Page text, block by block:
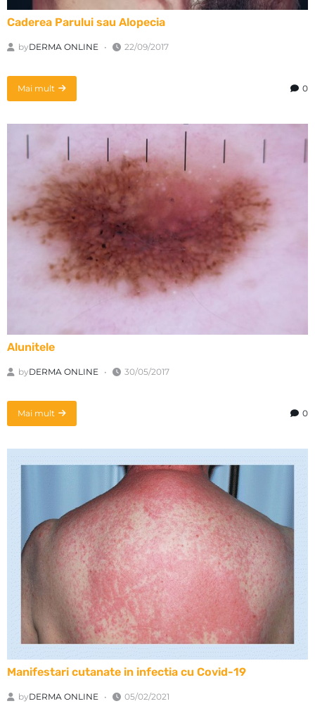
Caderea Parului sau Alopecia
byDERMA ONLINE 22/09/2017
Mai mult 0
Alunitele
byDERMA ONLINE 30/05/2017
Mai mult 0
Manifestari cutanate in infectia cu Covid-19
byDERMA ONLINE 05/02/2021